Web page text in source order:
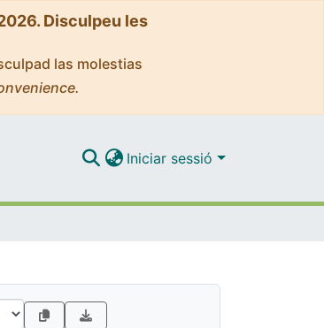
Disculpeu les
las molestias
Iniciar sessió